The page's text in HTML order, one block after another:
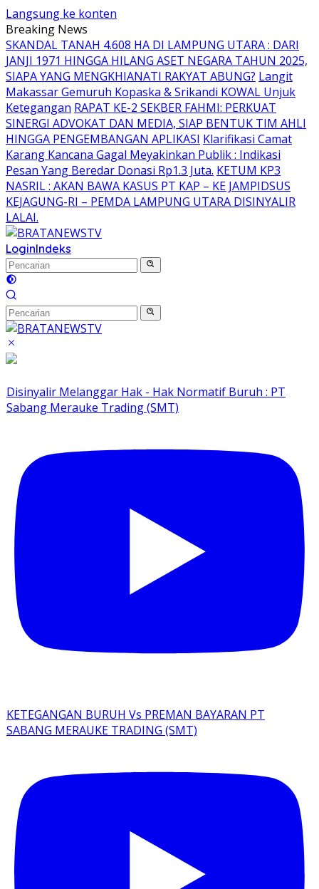
Langsung ke konten
Breaking News
SKANDAL TANAH 4.608 HA DI LAMPUNG UTARA : DARI
JANJI 1971 HINGGA HILANG ASET NEGARA TAHUN 2025,
SIAPA YANG MENGKHIANATI RAKYAT ABUNG? Langit
Makassar Gemuruh Kopaska & Srikandi KOWAL Unjuk
Ketegangan RAPAT KE-2 SEKBER FAHMI: PERKUAT
SINERGI ADVOKAT DAN MEDIA, SIAP BENTUK TIM AHLI
HINGGA PENGEMBANGAN APLIKASI Klarifikasi Camat
Karang Kancana Gagal Meyakinkan Publik : Indikasi
Pesan Yang Beredar Donasi Rp1.3 Juta. KETUM KP3
NASRIL : AKAN BAWA KASUS PT KAP – KE JAMPIDSUS
KEJAGUNG-RI – PEMDA LAMPUNG UTARA DISINYALIR
LALAI.
LoginIndeks
Disinyalir Melanggar Hak - Hak Normatif Buruh : PT
Sabang Merauke Trading (SMT)
KETEGANGAN BURUH Vs PREMAN BAYARAN PT
SABANG MERAUKE TRADING (SMT)